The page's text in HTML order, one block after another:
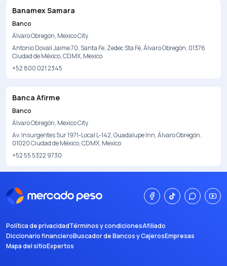
Banamex Samara
Banco
Álvaro Obregón, Mexico City
Antonio Dovali Jaime 70, Santa Fe, Zedec Sta Fé, Álvaro Obregón, 01376
Ciudad de México, CDMX, Mexico
+52 800 021 2345
Banca Afirme
Banco
Álvaro Obregón, Mexico City
Av. Insurgentes Sur 1971-Local L-142, Guadalupe Inn, Álvaro Obregón,
01020 Ciudad de México, CDMX, Mexico
+52 55 5322 9730
Política de privacidadTérminos y condicionesAfiliado
Diccionario financieroBuscador de Bancos y CajerosEmpresas
Mapa del sitioExpertos